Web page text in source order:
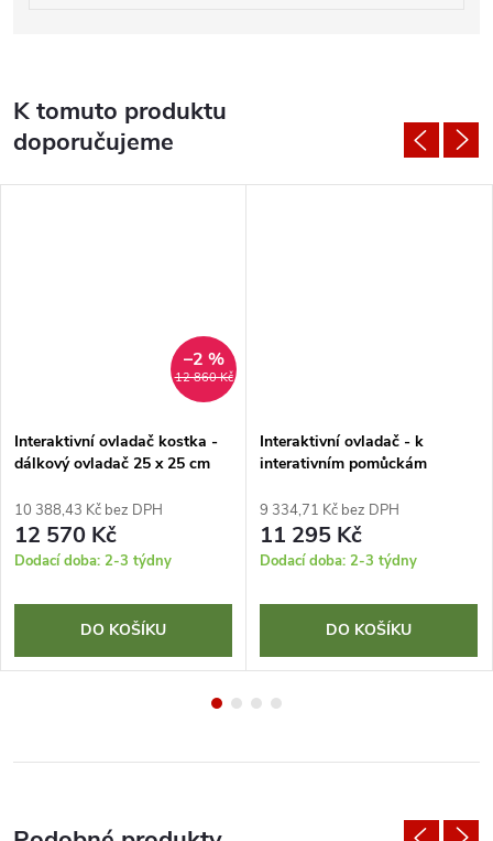
K tomuto produktu
doporučujeme
12 860 Kč
–2 %
Interaktivní ovladač kostka -
dálkový ovladač 25 x 25 cm
10 388,43 Kč bez DPH
12 570 Kč
Dodací doba: 2-3 týdny
DO KOŠÍKU
Interaktivní ovladač - k
interativním pomůckám
9 334,71 Kč bez DPH
11 295 Kč
Dodací doba: 2-3 týdny
DO KOŠÍKU